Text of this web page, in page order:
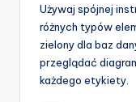
Używaj spójnej
różnych typów
zielony dla baz
przeglądać
każdego etykiety.